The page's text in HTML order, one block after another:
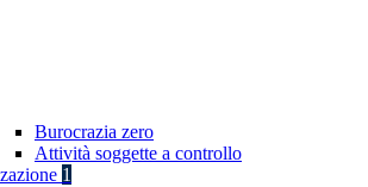
Burocrazia zero
Attività soggette a controllo
1